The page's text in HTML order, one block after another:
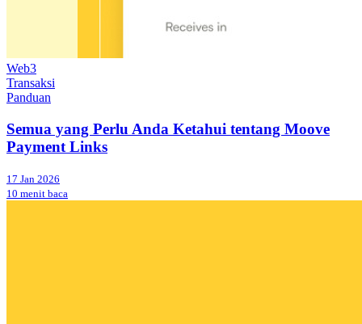
Web3
Transaksi
Panduan
Semua yang Perlu Anda Ketahui tentang Moove
Payment Links
17 Jan 2026
10 menit baca